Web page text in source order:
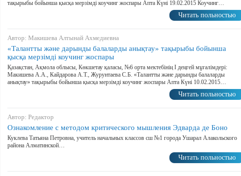
тақырыбы бойынша қысқа мерзімді коучинг жоспары Апта Күні 19.02.2015 Коучинг…
Читать польностью
Автор: Макишева Алтынай Ахмедиевна
«Талантты және дарынды балаларды анықтау» тақырыбы бойынша
қысқа мерзімді коучинг жоспары
Қазақстан, Ақмола облысы, Көкшетау қаласы, №6 орта мектебінің І деңгей мұғалімдері:
Макишева А.А., Кайдарова А.Т., Журунтаева С.Б. «Талантты және дарынды балаларды
анықтау» тақырыбы бойынша қысқа мерзімді коучинг жоспары Апта Күні 10.02.2015…
Читать польностью
Автор: Редактор
Ознакомление с методом критического мышления Эдварда де Боно
Куклева Татьяна Петровна, учитель начальных классов сш №1 города Ушарал Алакольского
района Алматинской…
Читать польностью